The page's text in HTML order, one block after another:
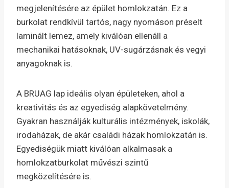
megjelenítésére az épület homlokzatán. Ez a
burkolat rendkívül tartós, nagy nyomáson préselt
laminált lemez, amely kiválóan ellenáll a
mechanikai hatásoknak, UV-sugárzásnak és vegyi
anyagoknak is.
A BRUAG lap ideális olyan épületeken, ahol a
kreativitás és az egyediség alapkövetelmény.
Gyakran használják kulturális intézmények, iskolák,
irodaházak, de akár családi házak homlokzatán is.
Egyediségük miatt kiválóan alkalmasak a
homlokzatburkolat művészi szintű
megközelítésére is.